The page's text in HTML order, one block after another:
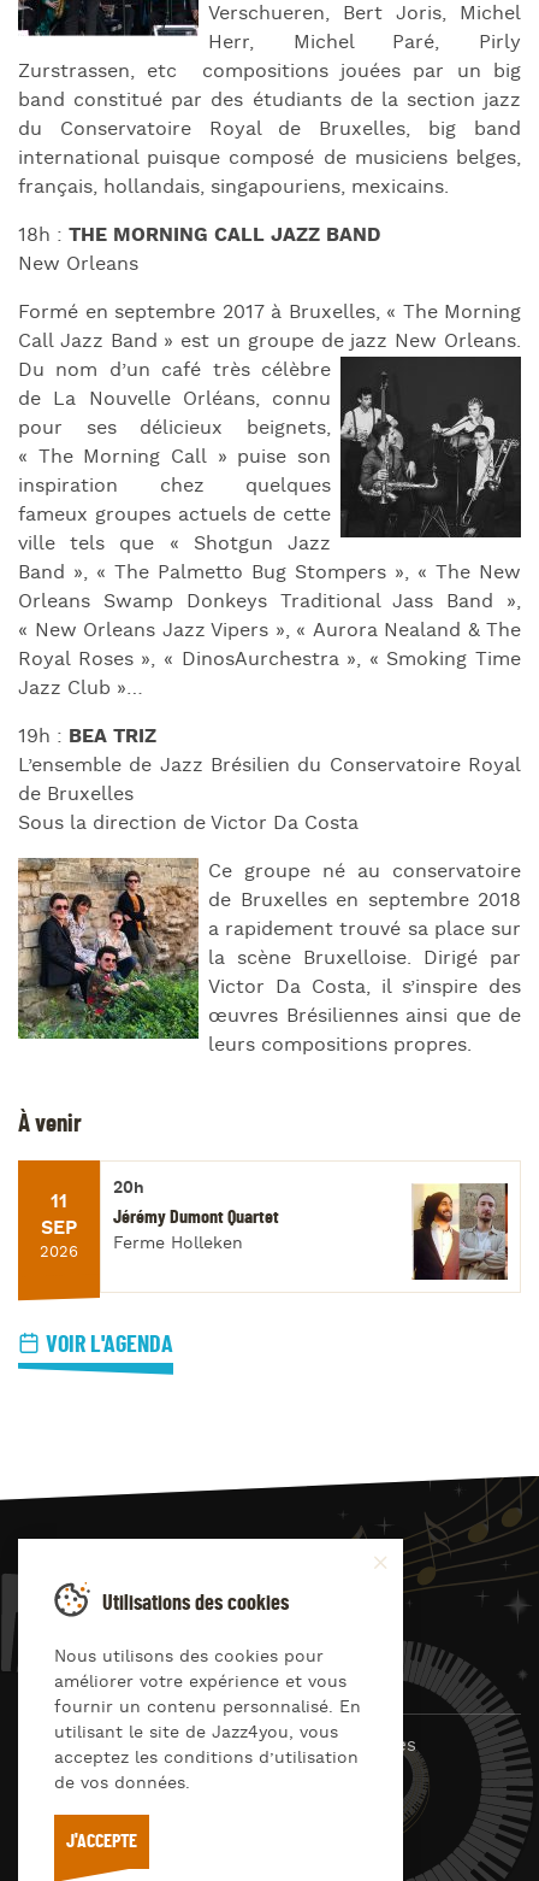
Verschueren, Bert Joris, Michel
Herr, Michel Paré, Pirly
Zurstrassen, etc compositions jouées par un big
band constitué par des étudiants de la section jazz
du Conservatoire Royal de Bruxelles, big band
international puisque composé de musiciens belges,
français, hollandais, singapouriens, mexicains.
18h : THE MORNING CALL JAZZ BAND
New Orleans
Formé en septembre 2017 à Bruxelles, « The Morning
Call Jazz Band » est un groupe de jazz New Orleans.
Du nom d’un café très célèbre
de La Nouvelle Orléans, connu
pour ses délicieux beignets,
« The Morning Call » puise son
inspiration chez quelques
fameux groupes actuels de cette
ville tels que « Shotgun Jazz
Band », « The Palmetto Bug Stompers », « The New
Orleans Swamp Donkeys Traditional Jass Band »,
« New Orleans Jazz Vipers », « Aurora Nealand & The
Royal Roses », « DinosAurchestra », « Smoking Time
Jazz Club »…
19h : BEA TRIZ
L’ensemble de Jazz Brésilien du Conservatoire Royal
de Bruxelles
Sous la direction de Victor Da Costa
Ce groupe né au conservatoire
de Bruxelles en septembre 2018
a rapidement trouvé sa place sur
la scène Bruxelloise. Dirigé par
Victor Da Costa, il s’inspire des
œuvres Brésiliennes ainsi que de
leurs compositions propres.
À venir
11
SEP
2026
20h
Jérémy Dumont Quartet
Ferme Holleken
VOIR L'AGENDA
JAZZ4
© Jazz4you 2019 – 2026 Tous droits réservés
Déclaration de confidentialité
RGPD & consentement
Conditions générales d’utilisation
Utilisations des cookies
Nous utilisons des cookies pour
améliorer votre expérience et vous
fournir un contenu personnalisé. En
utilisant le site de Jazz4you, vous
acceptez les conditions d’utilisation
de vos données.
J'ACCEPTE